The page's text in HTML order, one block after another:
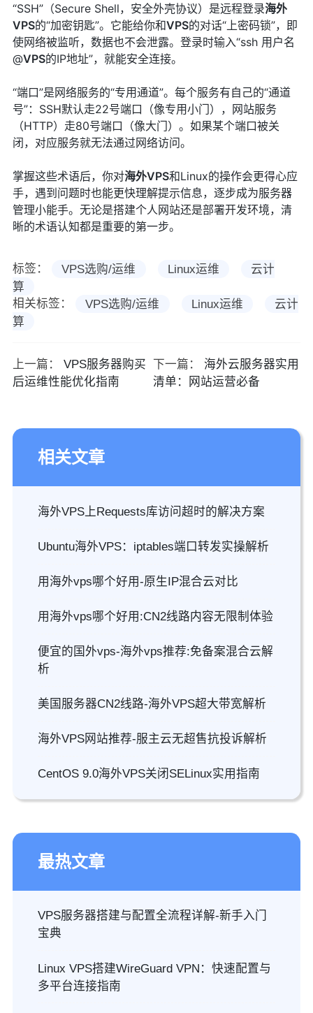
“SSH”（Secure Shell，安全外壳协议）是远程登录海外
VPS的“加密钥匙”。它能给你和VPS的对话“上密码锁”，即
使网络被监听，数据也不会泄露。登录时输入“ssh 用户名
@VPS的IP地址”，就能安全连接。
“端口”是网络服务的“专用通道”。每个服务有自己的“通道
号”：SSH默认走22号端口（像专用小门），网站服务
（HTTP）走80号端口（像大门）。如果某个端口被关
闭，对应服务就无法通过网络访问。
掌握这些术语后，你对海外VPS和Linux的操作会更得心应
手，遇到问题时也能更快理解提示信息，逐步成为服务器
管理小能手。无论是搭建个人网站还是部署开发环境，清
晰的术语认知都是重要的第一步。
标签： VPS选购/运维 Linux运维
云计
算
相关标签：
VPS选购/运维 Linux运维
云计
算
上一篇：
VPS服务器购买
后运维性能优化指南
下一篇：
海外云服务器实用
清单：网站运营必备
相关文章
海外VPS上Requests库访问超时的解决方案
Ubuntu海外VPS：iptables端口转发实操解析
用海外vps哪个好用-原生IP混合云对比
用海外vps哪个好用:CN2线路内容无限制体验
便宜的国外vps-海外vps推荐:免备案混合云解
析
美国服务器CN2线路-海外VPS超大带宽解析
海外VPS网站推荐-服主云无超售抗投诉解析
CentOS 9.0海外VPS关闭SELinux实用指南
最热文章
VPS服务器搭建与配置全流程详解-新手入门
宝典
Linux VPS搭建WireGuard VPN：快速配置与
多平台连接指南